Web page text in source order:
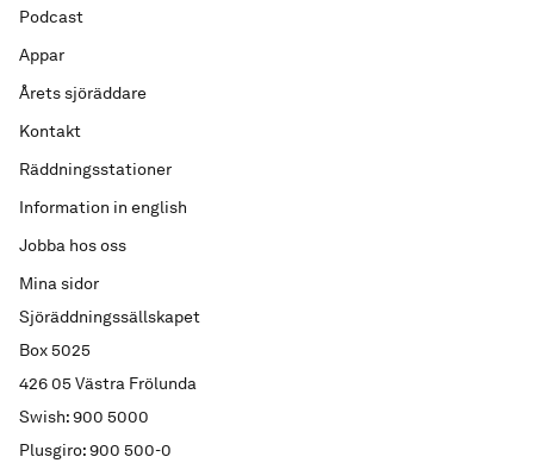
Sjöräddningssällskapet
Box 5025
426 05 Västra Frölunda
Swish: 900 5000
Plusgiro: 900 500-0
Podcast
Appar
Årets sjöräddare
Kontakt
Räddningsstationer
Information in english
Jobba hos oss
Mina sidor